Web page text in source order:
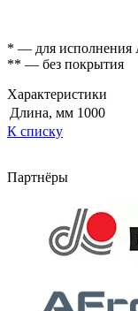
* — для исполнения
** — без покрытия
Характеристики
Длина, мм 1000
К списку
Партнёры